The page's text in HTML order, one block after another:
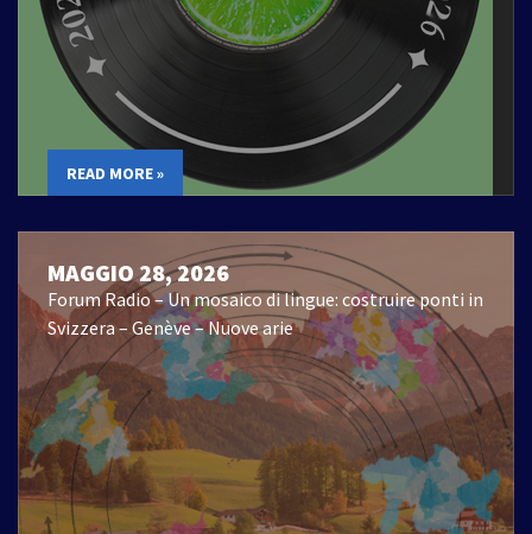
READ MORE »
MAGGIO 28, 2026
Forum Radio – Un mosaico di lingue: costruire ponti in
Svizzera – Genève – Nuove arie